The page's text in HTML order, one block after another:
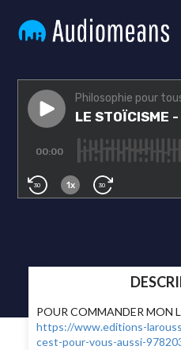
POUR COMMANDER MON
https://www.editions-
cest-pour-vous-aussi-